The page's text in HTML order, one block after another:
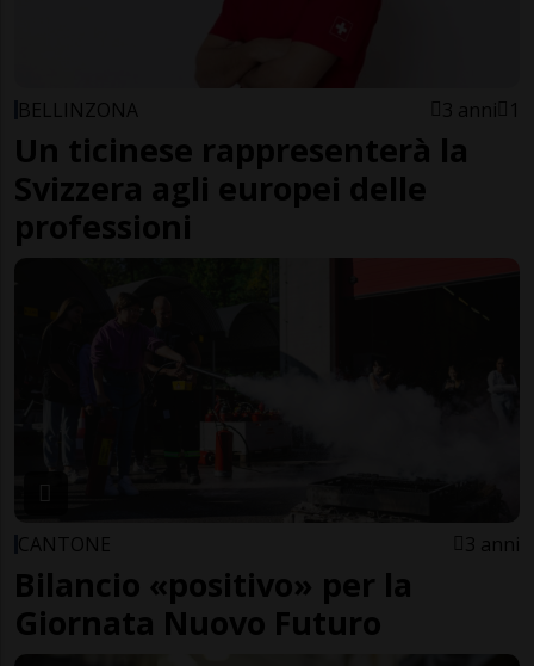
BELLINZONA 3 anni 1
Un ticinese rappresenterà la
Svizzera agli europei delle
professioni
CANTONE 3 anni
Bilancio «positivo» per la
Giornata Nuovo Futuro